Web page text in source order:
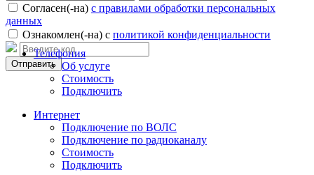
Согласен(-на) c правилами обработки персональных
данных
Ознакомлен(-на) с политикой конфиденциальности
Телефония
Об услуге
Стоимость
Подключить
Интернет
Подключение по ВОЛС
Подключение по радиоканалу
Стоимость
Подключить